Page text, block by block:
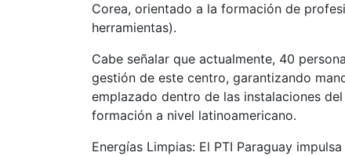
Corea, orientado a la formación de
herramientas).
Cabe señalar que actualmente, 40
gestión de este centro, garantizando
emplazado dentro de las instalaciones
formación a nivel latinoamericano.
Energías Limpias: El PTI Paraguay